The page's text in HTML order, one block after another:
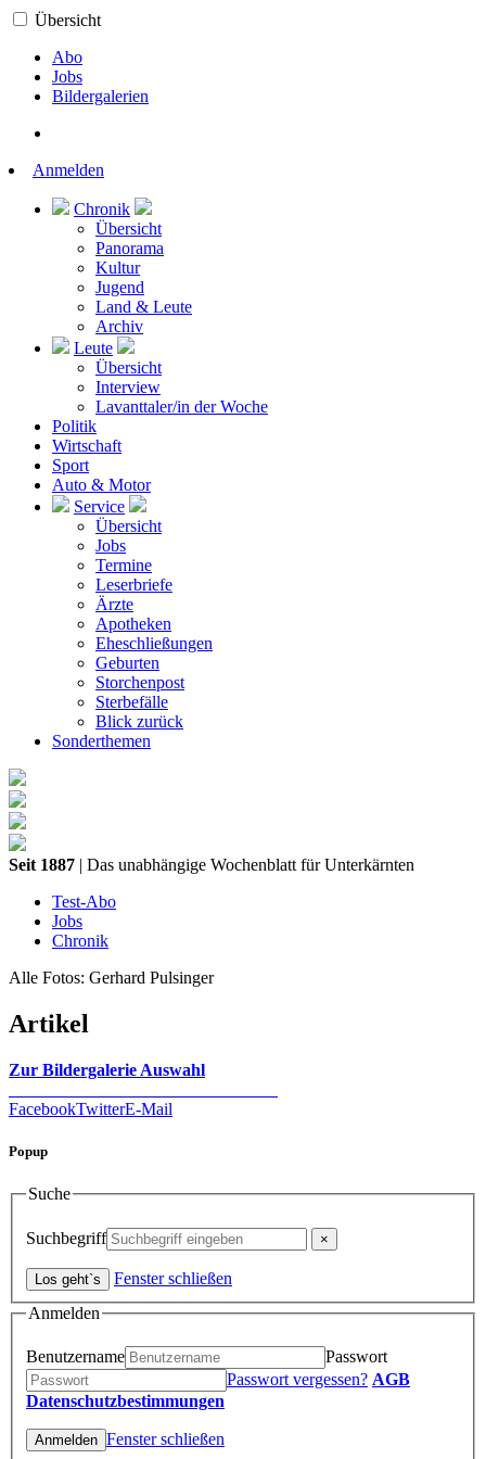
Übersicht
Abo
Jobs
Bildergalerien
Anmelden
Chronik
Übersicht
Panorama
Kultur
Jugend
Land & Leute
Archiv
Leute
Übersicht
Interview
Lavanttaler/in der Woche
Politik
Wirtschaft
Sport
Auto & Motor
Service
Übersicht
Jobs
Termine
Leserbriefe
Ärzte
Apotheken
Eheschließungen
Geburten
Storchenpost
Sterbefälle
Blick zurück
Sonderthemen
Seit 1887 | Das unabhängige Wochenblatt für Unterkärnten
Test-Abo
Jobs
Chronik
Alle Fotos: Gerhard Pulsinger
Artikel
Zur Bildergalerie Auswahl
FacebookTwitterE-Mail
Popup
Suche
Suchbegriff
Fenster schließen
Anmelden
Benutzername
Passwort
Passwort vergessen? AGB
Datenschutzbestimmungen
Fenster schließen